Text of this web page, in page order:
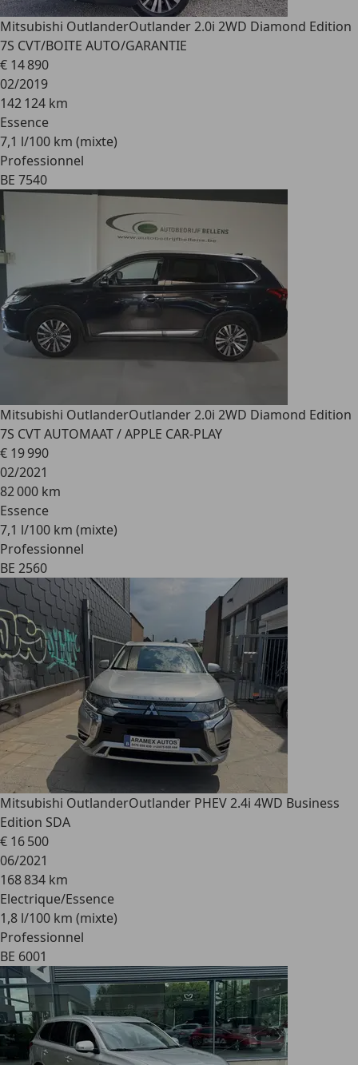
Mitsubishi OutlanderOutlander 2.0i 2WD Diamond Edition
7S CVT/BOITE AUTO/GARANTIE
€ 14 890
02/2019
142 124 km
Essence
7,1 l/100 km (mixte)
Professionnel
BE 7540
Mitsubishi OutlanderOutlander 2.0i 2WD Diamond Edition
7S CVT AUTOMAAT / APPLE CAR-PLAY
€ 19 990
02/2021
82 000 km
Essence
7,1 l/100 km (mixte)
Professionnel
BE 2560
Mitsubishi OutlanderOutlander PHEV 2.4i 4WD Business
Edition SDA
€ 16 500
06/2021
168 834 km
Electrique/Essence
1,8 l/100 km (mixte)
Professionnel
BE 6001